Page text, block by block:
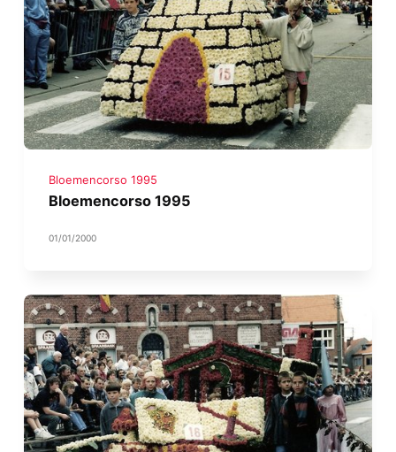
Bloemencorso 1995
Bloemencorso 1995
01/01/2000